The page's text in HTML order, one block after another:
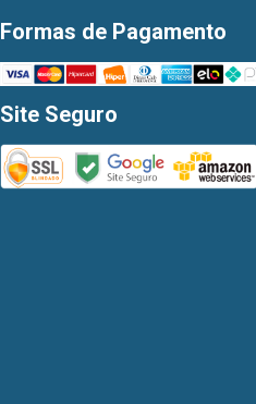
Formas de Pagamento
Site Seguro